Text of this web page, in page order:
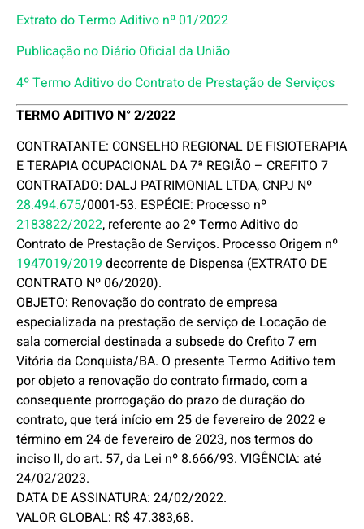
Extrato do Termo Aditivo nº 01/2022
Publicação no Diário Oficial da União
4º Termo Aditivo do Contrato de Prestação de Serviços
TERMO ADITIVO N° 2/2022
CONTRATANTE: CONSELHO REGIONAL DE FISIOTERAPIA
E TERAPIA OCUPACIONAL DA 7ª REGIÃO – CREFITO 7
CONTRATADO: DALJ PATRIMONIAL LTDA, CNPJ Nº
28.494.675/0001-53. ESPÉCIE: Processo nº
2183822/2022, referente ao 2º Termo Aditivo do
Contrato de Prestação de Serviços. Processo Origem nº
1947019/2019 decorrente de Dispensa (EXTRATO DE
CONTRATO Nº 06/2020).
OBJETO: Renovação do contrato de empresa
especializada na prestação de serviço de Locação de
sala comercial destinada a subsede do Crefito 7 em
Vitória da Conquista/BA. O presente Termo Aditivo tem
por objeto a renovação do contrato firmado, com a
consequente prorrogação do prazo de duração do
contrato, que terá início em 25 de fevereiro de 2022 e
término em 24 de fevereiro de 2023, nos termos do
inciso II, do art. 57, da Lei nº 8.666/93. VIGÊNCIA: até
24/02/2023.
DATA DE ASSINATURA: 24/02/2022.
VALOR GLOBAL: R$ 47.383,68.